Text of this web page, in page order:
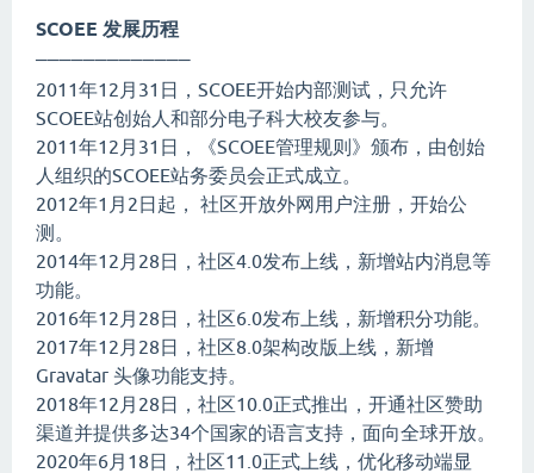
SCOEE 发展历程
—————————————
2011年12月31日，SCOEE开始内部测试，只允许
SCOEE站创始人和部分电子科大校友参与。
2011年12月31日，《SCOEE管理规则》颁布，由创始
人组织的SCOEE站务委员会正式成立。
2012年1月2日起， 社区开放外网用户注册，开始公
测。
2014年12月28日，社区4.0发布上线，新增站内消息等
功能。
2016年12月28日，社区6.0发布上线，新增积分功能。
2017年12月28日，社区8.0架构改版上线，新增
Gravatar 头像功能支持。
2018年12月28日，社区10.0正式推出，开通社区赞助
渠道并提供多达34个国家的语言支持，面向全球开放。
2020年6月18日，社区11.0正式上线，优化移动端显